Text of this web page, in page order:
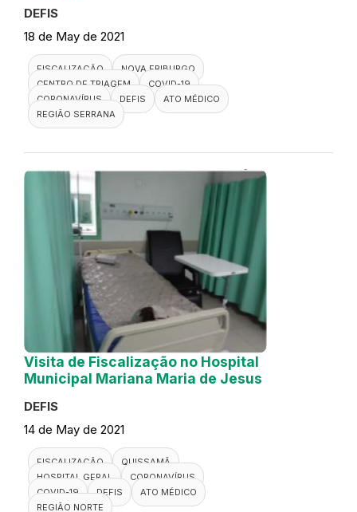
DEFIS
18 de May de 2021
FISCALIZAÇÃO
NOVA FRIBURGO
CENTRO DE TRIAGEM
COVID-19
CORONAVÍRUS
DEFIS
ATO MÉDICO
REGIÃO SERRANA
Visita de Fiscalização no Hospital
Municipal Mariana Maria de Jesus
DEFIS
14 de May de 2021
FISCALIZAÇÃO
QUISSAMÃ
HOSPITAL GERAL
CORONAVÍRUS
COVID-19
DEFIS
ATO MÉDICO
REGIÃO NORTE